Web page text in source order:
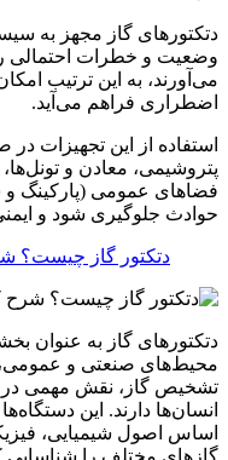
دتکتورهای گاز مجهز به
وضعیت و خطرات احتمالی
می‌آورند، به این ترتیب
اضطراری فراهم می‌آید.
استفاده از این تجهیزات
پتروشیمی، معادن و
فضاهای عمومی (پارکینگ‌ و
حوادث جلوگیری شود و
دتکتور گاز چیست؟
دتکتورهای گاز به عنوان
محیط‌های صنعتی و عمومی،
تشخیص گاز، نقش مهمی در
انسان‌ها دارند. این
اساس اصول شیمیایی،
گازهای مختلف را شناسایی